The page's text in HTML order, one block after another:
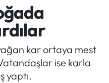
kar ortaya mest
ise karla
yaptı.
ve Fikstür